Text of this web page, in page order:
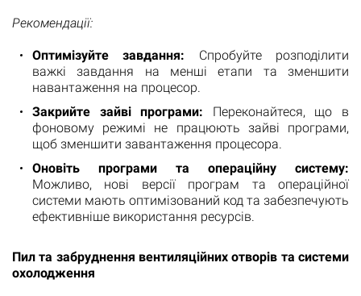
Рекомендації:
Оптимізуйте завдання: Спробуйте розподілити
важкі завдання на менші етапи та зменшити
навантаження на процесор.
Закрийте зайві програми: Переконайтеся, що в
фоновому режимі не працюють зайві програми,
щоб зменшити завантаження процесора.
Оновіть програми та операційну систему:
Можливо, нові версії програм та операційної
системи мають оптимізований код та забезпечують
ефективніше використання ресурсів.
Пил та забруднення вентиляційних отворів та системи
охолодження